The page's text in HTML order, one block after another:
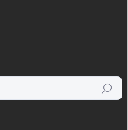
Hledat